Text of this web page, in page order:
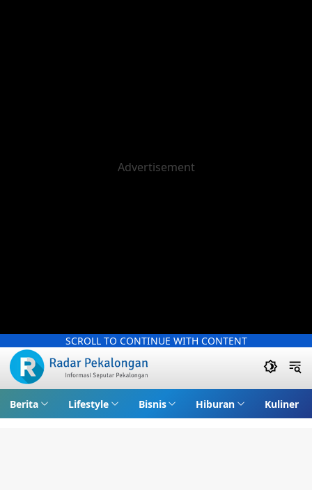
SCROLL TO CONTINUE WITH CONTENT
Berita Lifestyle Bisnis Hiburan Kuliner